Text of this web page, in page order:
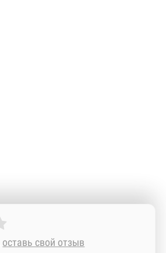
оставь свой отзыв